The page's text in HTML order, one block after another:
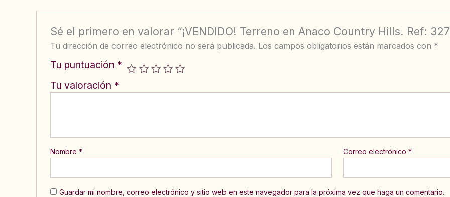
Sé el primero en valorar “¡VENDIDO! Terreno en Anaco Country Hills. Ref:
Tu dirección de correo electrónico no será publicada. Los campos obligatorios están marcados con *
Tu puntuación *
Tu valoración *
Nombre * Correo electrónico*
Guardar mi nombre, correo electrónico y sitio web en este navegador para la próxima vez que haga un comentario.